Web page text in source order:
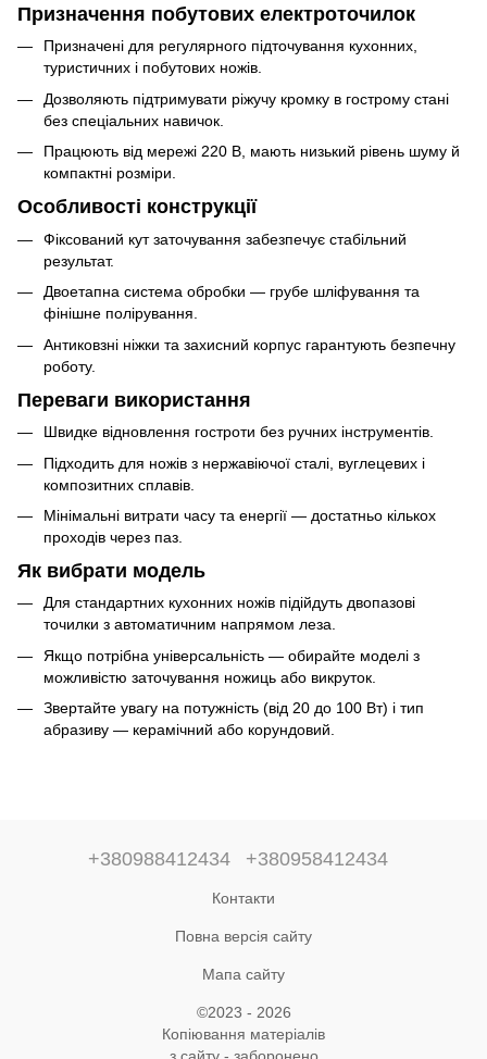
Призначення побутових електроточилок
Призначені для регулярного підточування кухонних,
туристичних і побутових ножів.
Дозволяють підтримувати ріжучу кромку в гострому стані
без спеціальних навичок.
Працюють від мережі 220 В, мають низький рівень шуму й
компактні розміри.
Особливості конструкції
Фіксований кут заточування забезпечує стабільний
результат.
Двоетапна система обробки — грубе шліфування та
фінішне полірування.
Антиковзні ніжки та захисний корпус гарантують безпечну
роботу.
Переваги використання
Швидке відновлення гостроти без ручних інструментів.
Підходить для ножів з нержавіючої сталі, вуглецевих і
композитних сплавів.
Мінімальні витрати часу та енергії — достатньо кількох
проходів через паз.
Як вибрати модель
Для стандартних кухонних ножів підійдуть двопазові
точилки з автоматичним напрямом леза.
Якщо потрібна універсальність — обирайте моделі з
можливістю заточування ножиць або викруток.
Звертайте увагу на потужність (від 20 до 100 Вт) і тип
абразиву — керамічний або корундовий.
+380988412434 +380958412434
Контакти
Повна версія сайту
Мапа сайту
©2023 - 2026
Копіювання матеріалів